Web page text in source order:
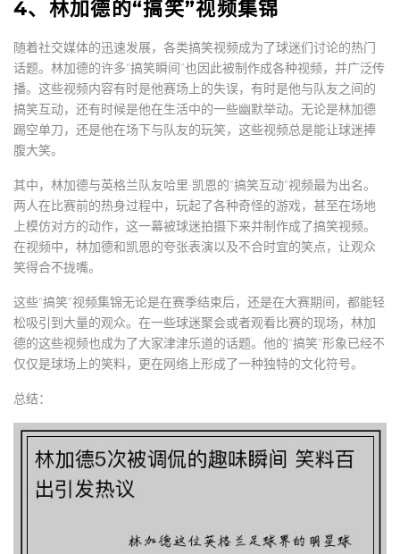
4、林加德的“搞笑”视频集锦
随着社交媒体的迅速发展，各类搞笑视频成为了球迷们讨论的热门
话题。林加德的许多“搞笑瞬间”也因此被制作成各种视频，并广泛传
播。这些视频内容有时是他赛场上的失误，有时是他与队友之间的
搞笑互动，还有时候是他在生活中的一些幽默举动。无论是林加德
踢空单刀，还是他在场下与队友的玩笑，这些视频总是能让球迷捧
腹大笑。
其中，林加德与英格兰队友哈里·凯恩的“搞笑互动”视频最为出名。
两人在比赛前的热身过程中，玩起了各种奇怪的游戏，甚至在场地
上模仿对方的动作，这一幕被球迷拍摄下来并制作成了搞笑视频。
在视频中，林加德和凯恩的夸张表演以及不合时宜的笑点，让观众
笑得合不拢嘴。
这些“搞笑”视频集锦无论是在赛季结束后，还是在大赛期间，都能轻
松吸引到大量的观众。在一些球迷聚会或者观看比赛的现场，林加
德的这些视频也成为了大家津津乐道的话题。他的“搞笑”形象已经不
仅仅是球场上的笑料，更在网络上形成了一种独特的文化符号。
总结：